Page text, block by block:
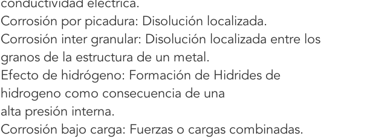
Corrosión por picadura: Disolución localizada.
Corrosión inter granular: Disolución localizada entre los
granos de la estructura de un metal.
Efecto de hidrógeno: Formación de Hidrides de
hidrogeno como consecuencia de una
alta presión interna.
Corrosión bajo carga: Fuerzas o cargas combinadas.